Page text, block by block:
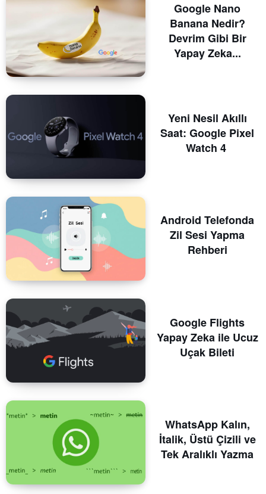
Google Nano
Banana Nedir?
Devrim Gibi Bir
Yapay Zeka...
Yeni Nesil Akıllı
Saat: Google Pixel
Watch 4
Android Telefonda
Zil Sesi Yapma
Rehberi
Google Flights
Yapay Zeka ile Ucuz
Uçak Bileti
WhatsApp Kalın,
İtalik, Üstü Çizili ve
Tek Aralıklı Yazma